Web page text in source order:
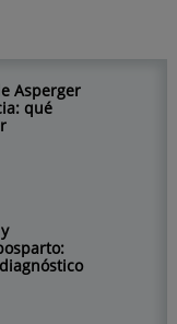
Asperger
qué